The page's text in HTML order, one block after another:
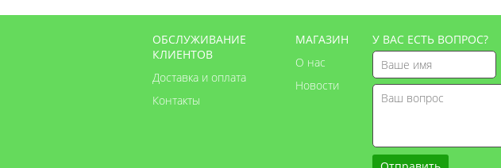
ОБСЛУЖИВАНИЕ
КЛИЕНТОВ
Доставка и оплата
Контакты
МАГАЗИН
О нас
Новости
У ВАС ЕСТЬ ВОПРОС?